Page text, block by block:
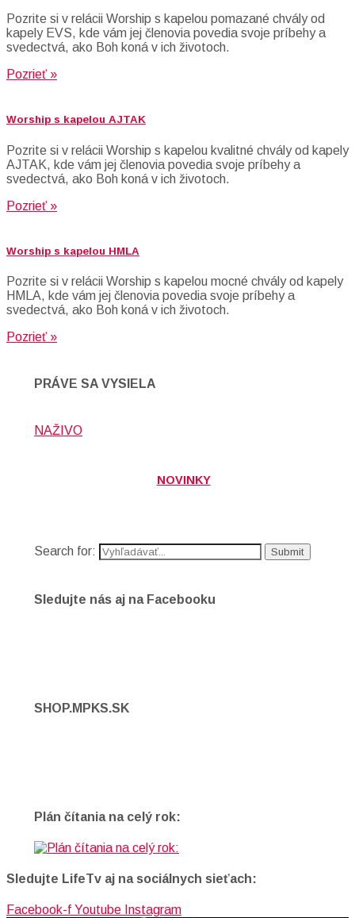
Pozrite si v relácii Worship s kapelou pomazané chvály od
kapely EVS, kde vám jej členovia povedia svoje príbehy a
svedectvá, ako Boh koná v ich životoch.
Pozrieť »
Worship s kapelou AJTAK
Pozrite si v relácii Worship s kapelou kvalitné chvály od kapely
AJTAK, kde vám jej členovia povedia svoje príbehy a
svedectvá, ako Boh koná v ich životoch.
Pozrieť »
Worship s kapelou HMLA
Pozrite si v relácii Worship s kapelou mocné chvály od kapely
HMLA, kde vám jej členovia povedia svoje príbehy a
svedectvá, ako Boh koná v ich životoch.
Pozrieť »
PRÁVE SA VYSIELA
NAŽIVO
NOVINKY
Search for:
Sledujte nás aj na Facebooku
SHOP.MPKS.SK
Plán čítania na celý rok:
Sledujte LifeTv aj na sociálnych sieťach:
Facebook-f Youtube Instagram